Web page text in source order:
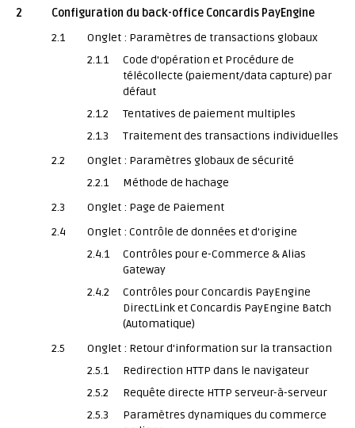
2
Configuration du back-office Concardis PayEngine
2.1
Onglet : Paramètres de transactions globaux
2.1.1
Code d'opération et Procédure de
télécollecte (paiement/data capture) par
défaut
2.1.2
Tentatives de paiement multiples
2.1.3
Traitement des transactions individuelles
2.2
Onglet : Paramètres globaux de sécurité
2.2.1
Méthode de hachage
2.3
Onglet : Page de Paiement
2.4
Onglet : Contrôle de données et d'origine
2.4.1
Contrôles pour e-Commerce & Alias
Gateway
2.4.2
Contrôles pour Concardis PayEngine
DirectLink et Concardis PayEngine Batch
(Automatique)
2.5
Onglet : Retour d'information sur la transaction
2.5.1
Redirection HTTP dans le navigateur
2.5.2
Requête directe HTTP serveur-à-serveur
2.5.3
Paramètres dynamiques du commerce